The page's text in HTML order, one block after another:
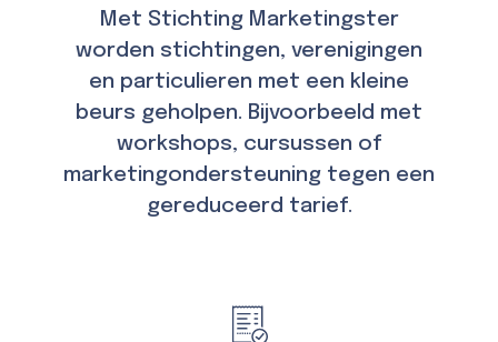
Met Stichting Marketingster
worden stichtingen, verenigingen
en particulieren met een kleine
beurs geholpen. Bijvoorbeeld met
workshops, cursussen of
marketingondersteuning tegen een
gereduceerd tarief.